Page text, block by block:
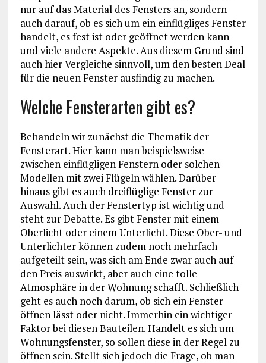
nur auf das Material des Fensters an, sondern
auch darauf, ob es sich um ein einflügliges Fenster
handelt, es fest ist oder geöffnet werden kann
und viele andere Aspekte. Aus diesem Grund sind
auch hier Vergleiche sinnvoll, um den besten Deal
für die neuen Fenster ausfindig zu machen.
Welche Fensterarten gibt es?
Behandeln wir zunächst die Thematik der
Fensterart. Hier kann man beispielsweise
zwischen einflügligen Fenstern oder solchen
Modellen mit zwei Flügeln wählen. Darüber
hinaus gibt es auch dreiflüglige Fenster zur
Auswahl. Auch der Fenstertyp ist wichtig und
steht zur Debatte. Es gibt Fenster mit einem
Oberlicht oder einem Unterlicht. Diese Ober- und
Unterlichter können zudem noch mehrfach
aufgeteilt sein, was sich am Ende zwar auch auf
den Preis auswirkt, aber auch eine tolle
Atmosphäre in der Wohnung schafft. Schließlich
geht es auch noch darum, ob sich ein Fenster
öffnen lässt oder nicht. Immerhin ein wichtiger
Faktor bei diesen Bauteilen. Handelt es sich um
Wohnungsfenster, so sollen diese in der Regel zu
öffnen sein. Stellt sich jedoch die Frage, ob man